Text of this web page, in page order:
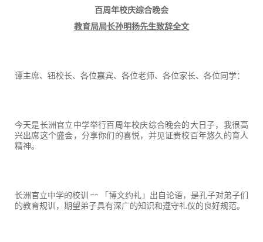
百周年校庆综合晚会
教育局局长孙明扬先生致辞全文
谭主席、钮校长、各位嘉宾、各位老师、各位家长、各位同学：
今天是长洲官立中学举行百周年校庆综合晚会的大日子，我很高
兴出席这个盛会，分享你们的喜悦，并见证贵校百年悠久的育人
精神。
长洲官立中学的校训 --
「博文约礼」出自论语，是孔子对弟子们
的教育规训，期望弟子具有深广的知识和遵守礼仪的良好规范。